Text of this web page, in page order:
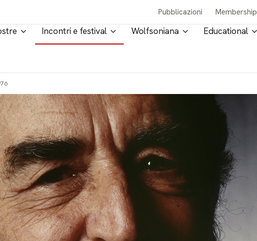
Pubblicazioni Membership
Incontri e festival Wolfsoniana Educational